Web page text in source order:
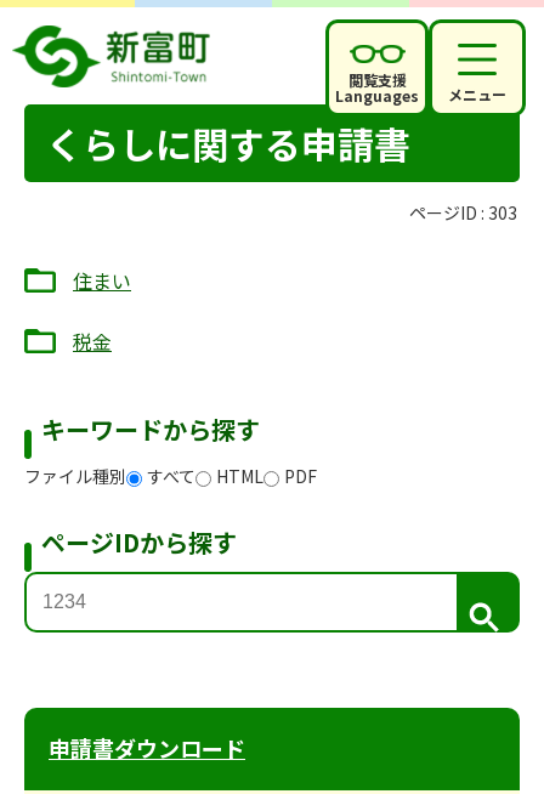
閲覧支援
Languages メニュー
くらしに関する申請書
ページID : 303
住まい
税金
キーワードから探す
ファイル種別 すべて HTML PDF
ページIDから探す
検
索
申請書ダウンロード